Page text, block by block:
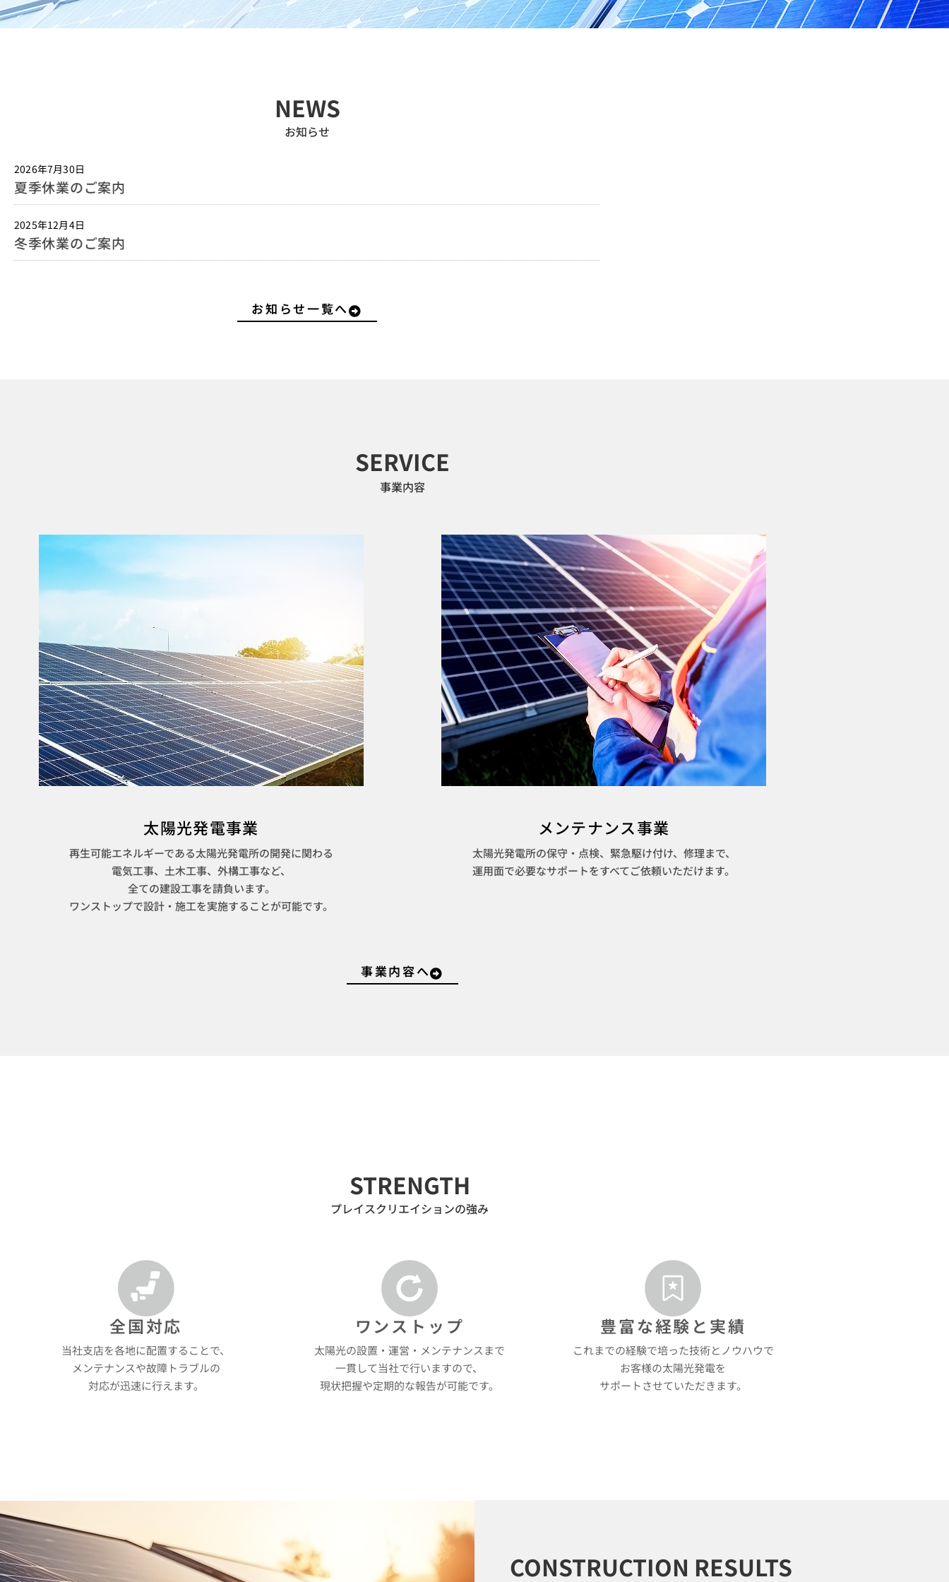
NEWS
お知らせ
2026年7月30日
夏季休業のご案内
2025年12月4日
冬季休業のご案内
お知らせ一覧へ
SERVICE
事業内容
太陽光発電事業
再生可能エネルギーである太陽光発電所の開発に関わる
電気工事、土木工事、外構工事など、
全ての建設工事を請負います。
ワンストップで設計・施工を実施することが可能です。
メンテナンス事業
太陽光発電所の保守・点検、緊急駆け付け、修理まで、
運用面で必要なサポートをすべてご依頼いただけます。
事業内容へ
STRENGTH
プレイスクリエイションの強み
全国対応
当社支店を各地に配置することで、
メンテナンスや故障トラブルの
対応が迅速に行えます。
ワンストップ
太陽光の設置・運営・メンテナンスまで
一貫して当社で行いますので、
現状把握や定期的な報告が可能です。
豊富な経験と実績
これまでの経験で培った技術とノウハウで
お客様の太陽光発電を
サポートさせていただきます。
CONSTRUCTION RESULTS